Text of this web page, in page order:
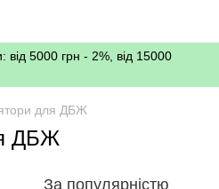
від 5000 грн - 2%, від 15000
для ДБЖ
ДБЖ
За популярністю